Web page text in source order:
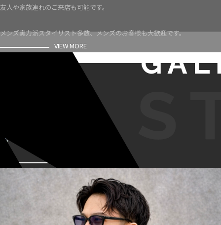
友人や家族連れのご来店も可能です。
メンズ実力派スタイリスト多数、メンズのお客様も大歓迎です。
VIEW MORE